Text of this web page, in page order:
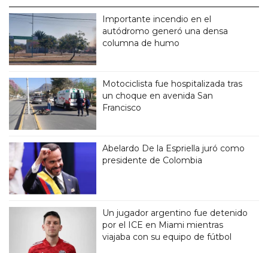
Importante incendio en el
autódromo generó una densa
columna de humo
Motociclista fue hospitalizada tras
un choque en avenida San
Francisco
Abelardo De la Espriella juró como
presidente de Colombia
Un jugador argentino fue detenido
por el ICE en Miami mientras
viajaba con su equipo de fútbol